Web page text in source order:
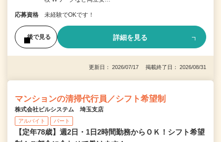
応募資格 未経験でOKです！
後で見る 詳細を見る
更新日： 2026/07/17 掲載終了日： 2026/08/31
マンションの清掃代行員／シフト希望制
株式会社ビルシステム 埼玉支店
アルバイト パート
【定年78歳】週2日・1日2時間勤務からＯＫ！シフト希望